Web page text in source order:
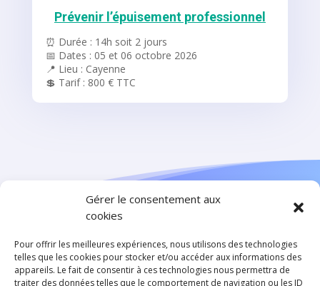
Gérer le consentement aux
cookies
Pour offrir les meilleures expériences, nous utilisons des technologies
telles que les cookies pour stocker et/ou accéder aux informations des
appareils. Le fait de consentir à ces technologies nous permettra de
traiter des données telles que le comportement de navigation ou les ID
Prévenir l’épuisement professionnel
⏰ Durée : 14h soit 2 jours
📅 Dates : 05 et 06 octobre 2026
📍 Lieu : Cayenne
💲 Tarif : 800 € TTC